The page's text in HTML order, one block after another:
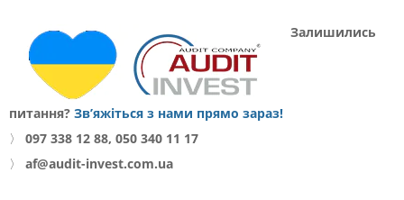
Залишились
питання? Зв’яжіться з нами прямо зараз!
〉
097 338 12 88, 050 340 11 17
〉
af@audit-invest.com.ua